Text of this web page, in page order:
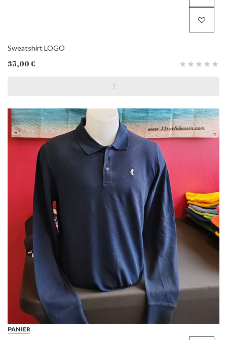
Sweatshirt LOGO
35,00 €
PANIER